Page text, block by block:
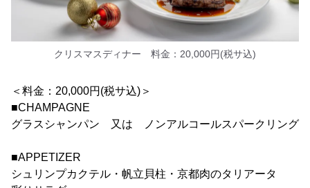
クリスマスディナー 料金：20,000円(税サ込)
＜料金：20,000円(税サ込)＞
■CHAMPAGNE
グラスシャンパン 又は ノンアルコールスパークリング
■APPETIZER
シュリンプカクテル・帆立貝柱・京都肉のタリアータ